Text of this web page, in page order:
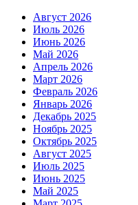
Август 2026
Июль 2026
Июнь 2026
Май 2026
Апрель 2026
Март 2026
Февраль 2026
Январь 2026
Декабрь 2025
Ноябрь 2025
Октябрь 2025
Август 2025
Июль 2025
Июнь 2025
Май 2025